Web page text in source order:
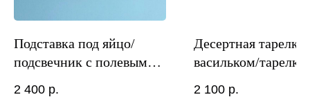
Подставка под яйцо/
подсвечник с полевыми
2 400 р.
Десертная тарелка
васильком/тарелка
2 100 р.